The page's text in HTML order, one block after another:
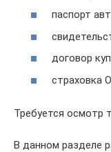
паспорт
договор
страховка
Требуется осмотр
В данном разделе